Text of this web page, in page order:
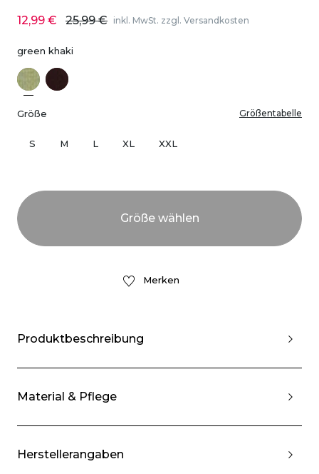
12,99 € 25,99 € inkl. MwSt. zzgl. Versandkosten
green khaki
Größe Größentabelle
S M L XL XXL
Merken
Produktbeschreibung
Material & Pflege
Herstellerangaben